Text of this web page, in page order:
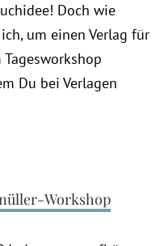
Doch wie
um einen Verlag für
Du bei Verlagen
Workshop